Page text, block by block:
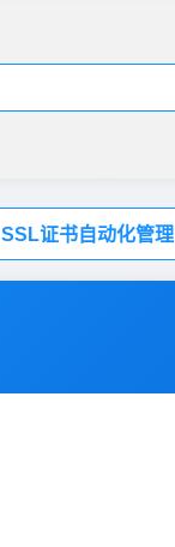
SSL证书自动化管理